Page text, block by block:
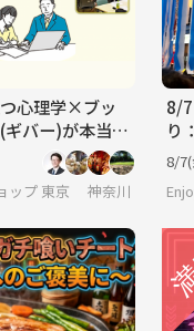
つ心理学×ブッ
バー)が本当に
クショップ
ップ 東京
神奈川
8/
り
際
8/